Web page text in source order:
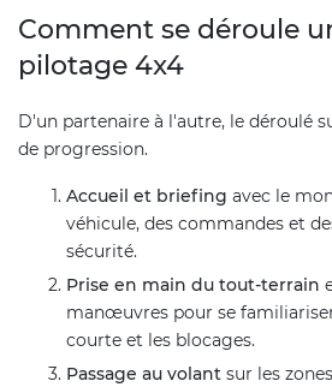
Comment se déroule
pilotage 4x4
D'un partenaire à l'autre, le déroulé
de progression.
Accueil et briefing avec le
véhicule, des commandes et
sécurité.
Prise en main du tout-terrain
manœuvres pour se
courte et les blocages.
Passage au volant sur les